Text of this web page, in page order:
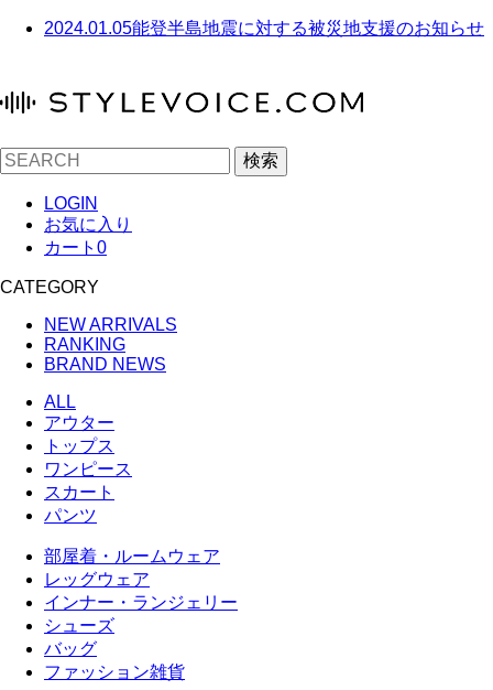
2024.01.05能登半島地震に対する被災地支援のお知らせ
検索
LOGIN
お気に入り
カート 0
CATEGORY
NEW ARRIVALS
RANKING
BRAND NEWS
ALL
アウター
トップス
ワンピース
スカート
パンツ
部屋着・ルームウェア
レッグウェア
インナー・ランジェリー
シューズ
バッグ
ファッション雑貨